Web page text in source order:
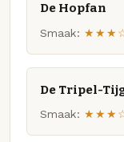
De Hopfan
Smaak:
De Tripel-
Smaak: